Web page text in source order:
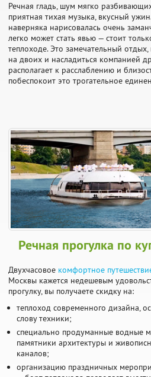
Речная гладь, шум мягко
приятная тихая музыка, вкусный
наверняка нарисовалась очень
легко может стать явью — стоит
теплоходе. Это замечательный
на двоих и насладиться компанией
располагает к расслаблению и
побеспокоит это трогательное
Речная прогулка по
Двухчасовое комфортное
Москвы кажется недешевым
прогулку, вы получаете скидку на:
теплоход современного дизайна,
слову техники;
специально продуманные водные
памятники архитектуры и
каналов;
организацию праздничных